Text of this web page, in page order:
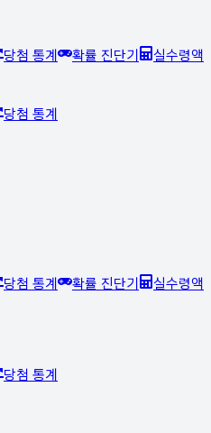
당첨 통계 확률 진단기
실수령액
당첨 통계
당첨 통계 확률 진단기
실수령액
당첨 통계